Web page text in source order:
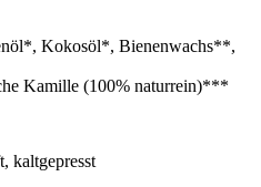
Kokosöl*, Bienenwachs**,
Kamille (100% naturrein)***
kaltgepresst